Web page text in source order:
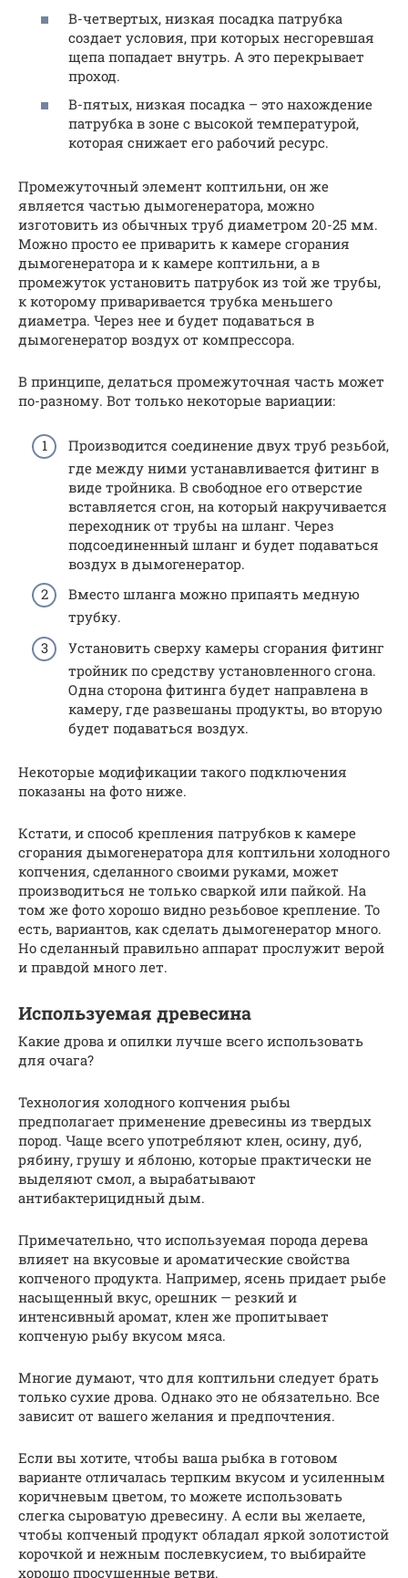
В-четвертых, низкая посадка патрубка
создает условия, при которых несгоревшая
щепа попадает внутрь. А это перекрывает
проход.
В-пятых, низкая посадка – это нахождение
патрубка в зоне с высокой температурой,
которая снижает его рабочий ресурс.
Промежуточный элемент коптильни, он же
является частью дымогенератора, можно
изготовить из обычных труб диаметром 20-25 мм.
Можно просто ее приварить к камере сгорания
дымогенератора и к камере коптильни, а в
промежуток установить патрубок из той же трубы,
к которому приваривается трубка меньшего
диаметра. Через нее и будет подаваться в
дымогенератор воздух от компрессора.
В принципе, делаться промежуточная часть может
по-разному. Вот только некоторые вариации:
Производится соединение двух труб резьбой,
где между ними устанавливается фитинг в
виде тройника. В свободное его отверстие
вставляется сгон, на который накручивается
переходник от трубы на шланг. Через
подсоединенный шланг и будет подаваться
воздух в дымогенератор.
Вместо шланга можно припаять медную
трубку.
Установить сверху камеры сгорания фитинг
тройник по средству установленного сгона.
Одна сторона фитинга будет направлена в
камеру, где развешаны продукты, во вторую
будет подаваться воздух.
Некоторые модификации такого подключения
показаны на фото ниже.
Кстати, и способ крепления патрубков к камере
сгорания дымогенератора для коптильни холодного
копчения, сделанного своими руками, может
производиться не только сваркой или пайкой. На
том же фото хорошо видно резьбовое крепление. То
есть, вариантов, как сделать дымогенератор много.
Но сделанный правильно аппарат прослужит верой
и правдой много лет.
Используемая древесина
Какие дрова и опилки лучше всего использовать
для очага?
Технология холодного копчения рыбы
предполагает применение древесины из твердых
пород. Чаще всего употребляют клен, осину, дуб,
рябину, грушу и яблоню, которые практически не
выделяют смол, а вырабатывают
антибактерицидный дым.
Примечательно, что используемая порода дерева
влияет на вкусовые и ароматические свойства
копченого продукта. Например, ясень придает рыбе
насыщенный вкус, орешник — резкий и
интенсивный аромат, клен же пропитывает
копченую рыбу вкусом мяса.
Многие думают, что для коптильни следует брать
только сухие дрова. Однако это не обязательно. Все
зависит от вашего желания и предпочтения.
Если вы хотите, чтобы ваша рыбка в готовом
варианте отличалась терпким вкусом и усиленным
коричневым цветом, то можете использовать
слегка сыроватую древесину. А если вы желаете,
чтобы копченый продукт обладал яркой золотистой
корочкой и нежным послевкусием, то выбирайте
хорошо просушенные ветви.